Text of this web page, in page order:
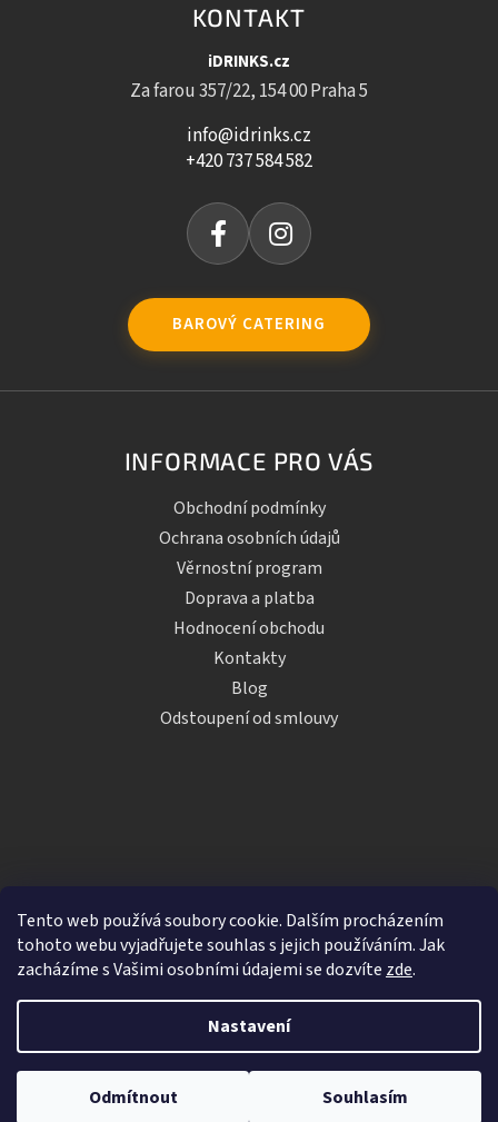
Tento web používá soubory cookie. Dalším procházením
tohoto webu vyjadřujete souhlas s jejich používáním. Jak
zacházíme s Vašimi osobními údajemi se dozvíte zde.
Nastavení
Odmítnout Souhlasím
KONTAKT
iDRINKS.cz
Za farou 357/22, 154 00 Praha 5
info@idrinks.cz
+420 737 584 582
BAROVÝ CATERING
INFORMACE PRO VÁS
Obchodní podmínky
Ochrana osobních údajů
Věrnostní program
Doprava a platba
Hodnocení obchodu
Kontakty
Blog
Odstoupení od smlouvy
Vytvořil Shoptet
iDRINKS.cz. Všechna práva vyhrazena.